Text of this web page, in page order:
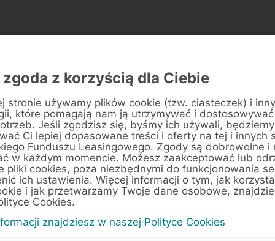
pytania o leasing
odpowiedzi na pytania, które klienci
najczęściej.
Skody w EFL się opłaca?
osobowego w EFL, również marki Skoda, wiąże się z
z korzyścią dla Ciebie
stronie używamy plików cookie (tzw. ciasteczek) i
które pomagają nam ją utrzymywać i
Jeśli zgodzisz się, byśmy ich używali, będziemy
Ci lepiej dopasowane treści i oferty na tej i innych
Funduszu Leasingowego. Zgody są dobrowolne i
w każdym momencie. Możesz zaakceptować lub
pliki cookies, poza niezbędnymi do funkcjonowania
ich ustawienia. Więcej informacji o tym, jak
i jak przetwarzamy Twoje dane osobowe,
Cookies.
znajdziesz w naszej Polityce Cookies